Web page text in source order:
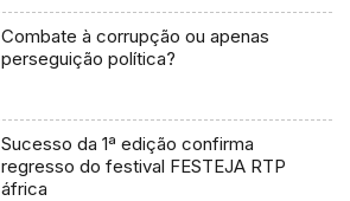
Combate à corrupção ou apenas
perseguição política?
Sucesso da 1ª edição confirma
regresso do festival FESTEJA RTP
áfrica